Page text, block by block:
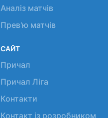
Аналіз матчів
Прев'ю матчів
САЙТ
Причал
Причал Ліга
Контакти
Контакт із розробником